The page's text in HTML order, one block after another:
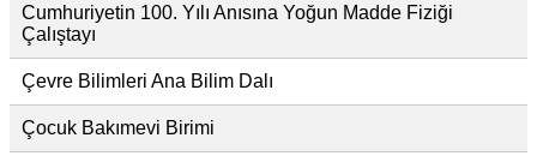
Cumhuriyetin 100. Yılı Anısına Yoğun Madde Fiziği
Çalıştayı
Çevre Bilimleri Ana Bilim Dalı
Çocuk Bakımevi Birimi